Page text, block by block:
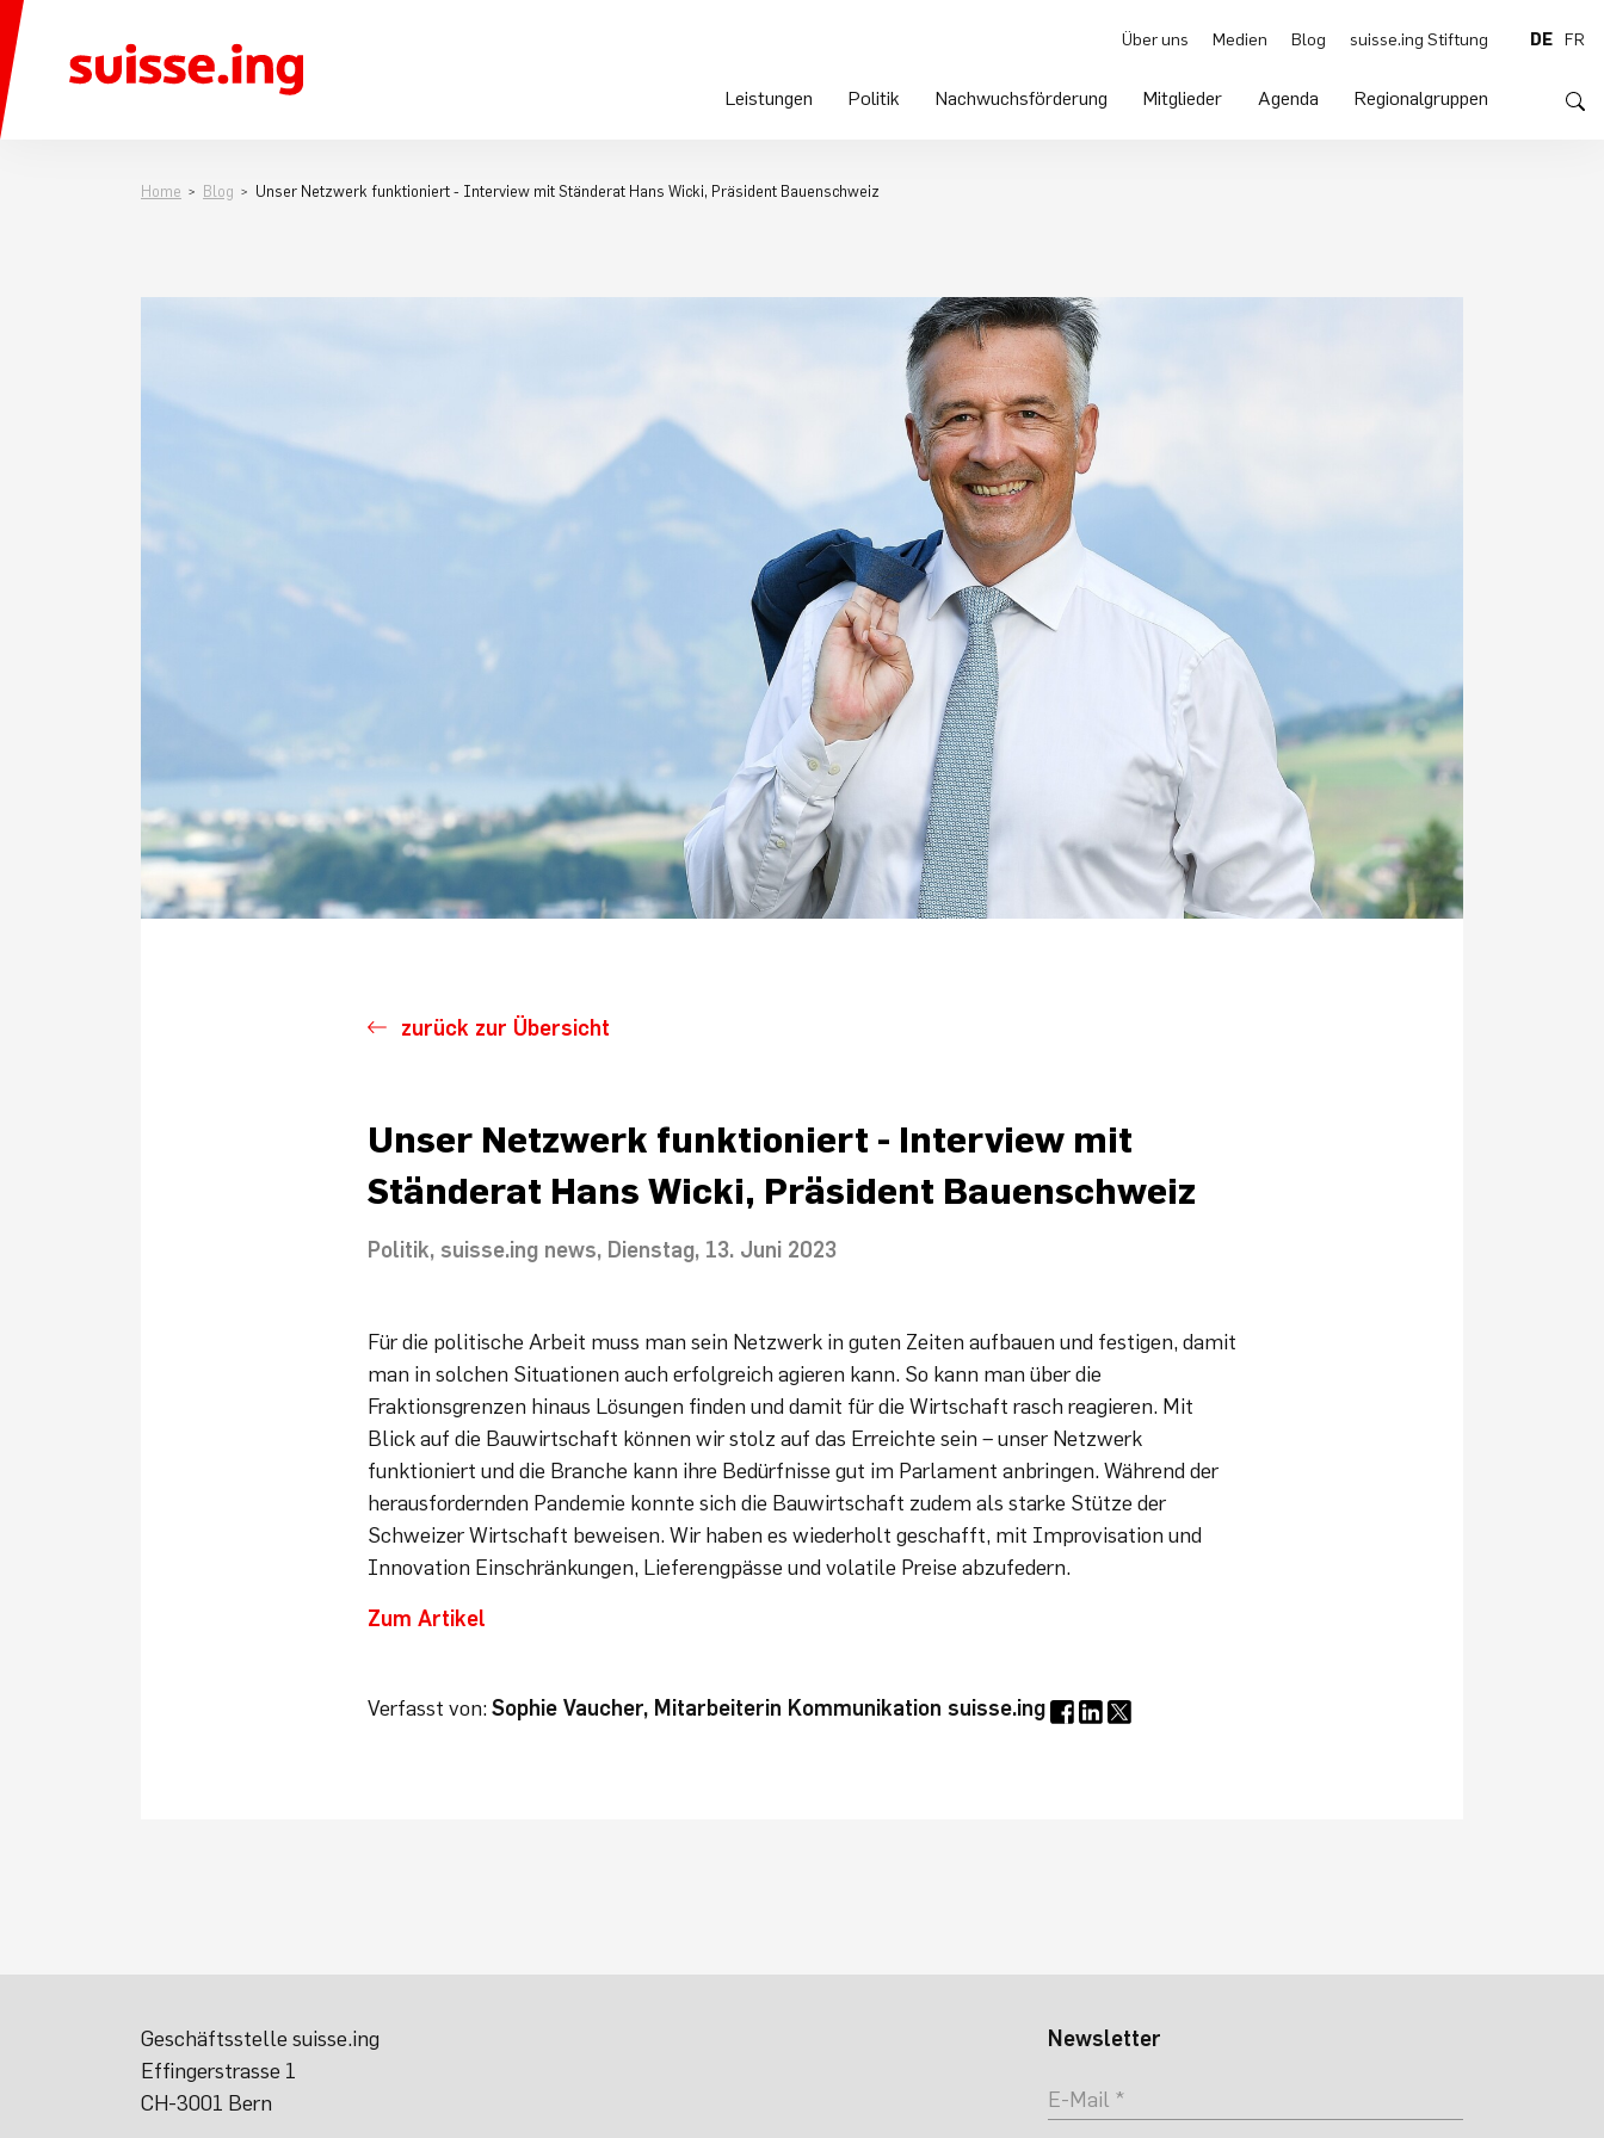
Leistungen Politik Nachwuchsförderung Mitglieder Agenda Regionalgruppen
Über uns Medien Blog suisse.ing Stiftung DE FR
Home Blog Unser Netzwerk funktioniert - Interview mit Ständerat Hans Wicki, Präsident Bauenschweiz
zurück zur Übersicht
Unser Netzwerk funktioniert - Interview mit
Ständerat Hans Wicki, Präsident Bauenschweiz
Politik suisse.ing news Dienstag, 13. Juni 2023
Für die politische Arbeit muss man sein Netzwerk in guten Zeiten aufbauen und festigen, damit
man in solchen Situationen auch erfolgreich agieren kann. So kann man über die
Fraktionsgrenzen hinaus Lösungen finden und damit für die Wirtschaft rasch reagieren. Mit
Blick auf die Bauwirtschaft können wir stolz auf das Erreichte sein – unser Netzwerk
funktioniert und die Branche kann ihre Bedürfnisse gut im Parlament anbringen. Während der
herausfordernden Pandemie konnte sich die Bauwirtschaft zudem als starke Stütze der
Schweizer Wirtschaft beweisen. Wir haben es wiederholt geschafft, mit Improvisation und
Innovation Einschränkungen, Lieferengpässe und volatile Preise abzufedern.
Zum Artikel
Verfasst von: Sophie Vaucher, Mitarbeiterin Kommunikation suisse.ing
Geschäftsstelle suisse.ing
Effingerstrasse 1
CH-3001 Bern
Newsletter